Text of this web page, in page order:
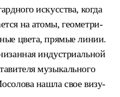
ис­кусс­тва, ког­да
на ато­мы, ге­омет­ри­
цве­та, пря­мые ли­нии.
ин­дус­три­аль­ной
му­зыкаль­но­го
наш­ла свое ви­зу­